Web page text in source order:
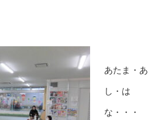
あたま・あ
し・は
な・・・